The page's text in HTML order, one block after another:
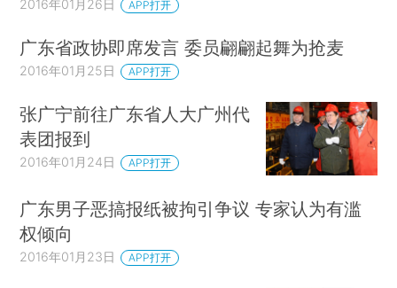
2016年01月26日 APP打开
广东省政协即席发言 委员翩翩起舞为抢麦
2016年01月25日 APP打开
张广宁前往广东省人大广州代
表团报到
2016年01月24日 APP打开
广东男子恶搞报纸被拘引争议 专家认为有滥
权倾向
2016年01月23日 APP打开